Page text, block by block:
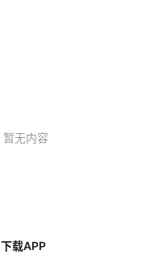
下载APP